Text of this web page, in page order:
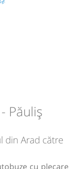
Zile de circulație:
L M J
Păuliș
din Arad către
cu plecare